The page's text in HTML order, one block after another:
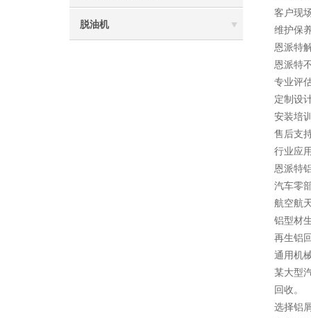
脱油机
客户现
维护保
恩派特
恩派特
专业评
定制设
安装培
售后支
行业应
恩派特
汽车零
航空航
铝型材
再生铝
通用机
某大型
回收。
选择铝